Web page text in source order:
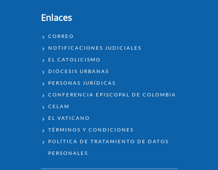
Enlaces
ENLACES
CORREO
NOTIFICACIONES JUDICIALES
EL CATOLICISMO
DIÓCESIS URBANAS
PERSONAS JURÍDICAS
CONFERENCIA EPISCOPAL DE COLOMBIA
CELAM
EL VATICANO
TÉRMINOS Y CONDICIONES
POLÍTICA DE TRATAMIENTO DE DATOS
PERSONALES